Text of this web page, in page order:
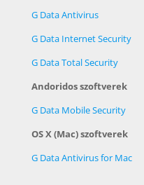
G Data Antivirus
G Data Internet Security
G Data Total Security
Andoridos szoftverek
G Data Mobile Security
OS X (Mac) szoftverek
G Data Antivirus for Mac